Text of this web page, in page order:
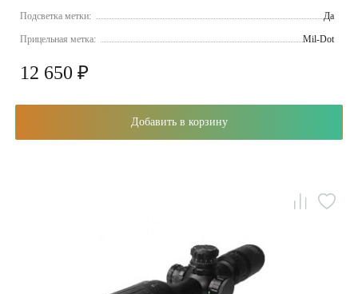
Подсветка метки: Да
Прицельная метка: Mil-Dot
12 650 ₽
Добавить в корзину